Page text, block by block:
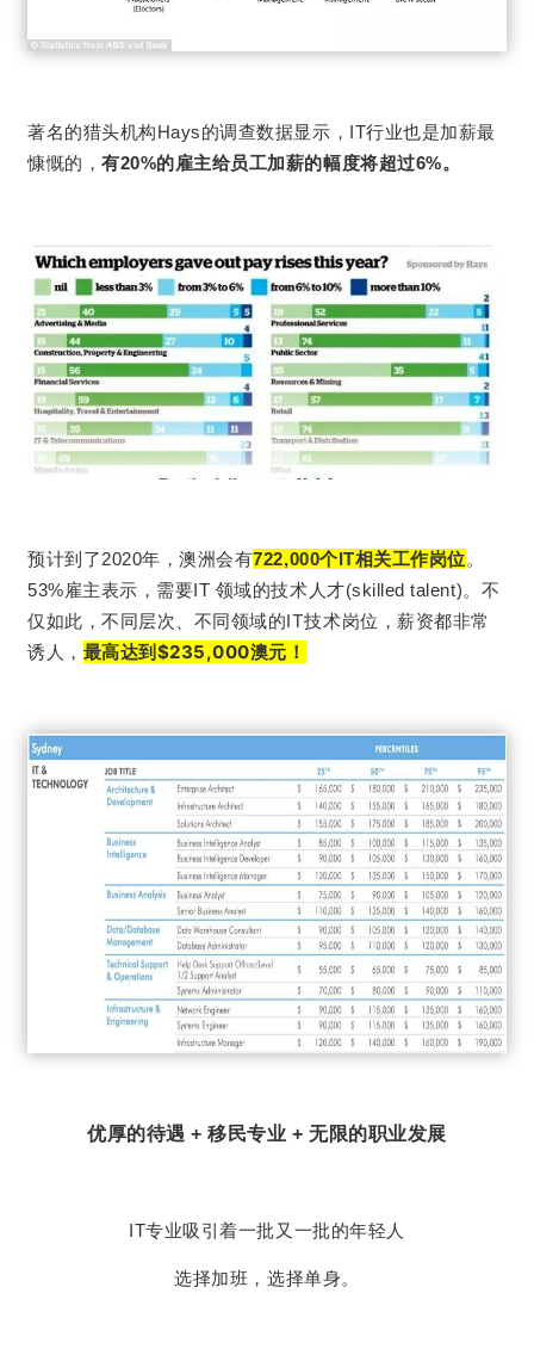
著名的猎头机构Hays的调查数据显示，IT行业也是加薪最
慷慨的，有20%的雇主给员工加薪的幅度将超过6%。
预计到了2020年，澳洲会有722,000个IT相关工作岗位。
53%雇主表示，需要IT 领域的技术人才(skilled talent)。 不
仅如此，不同层次、不同领域的IT技术岗位，薪资都非常
诱人， 最高达到$235,000澳元！
优厚的待遇 + 移民专业 + 无限的职业发展
IT专业吸引着一批又一批的年轻人
选择加班，选择单身。